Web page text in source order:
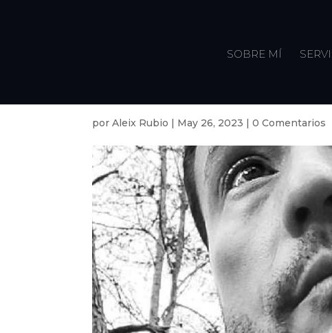
SOBRE MÍ
porAleix Rubio | May 26, 2023 |0 Comentarios